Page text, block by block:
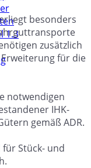
1.3
besonders
zusätzlich
Erweiterung für die
notwendigen
IHK-
gemäß ADR.
für Stück- und